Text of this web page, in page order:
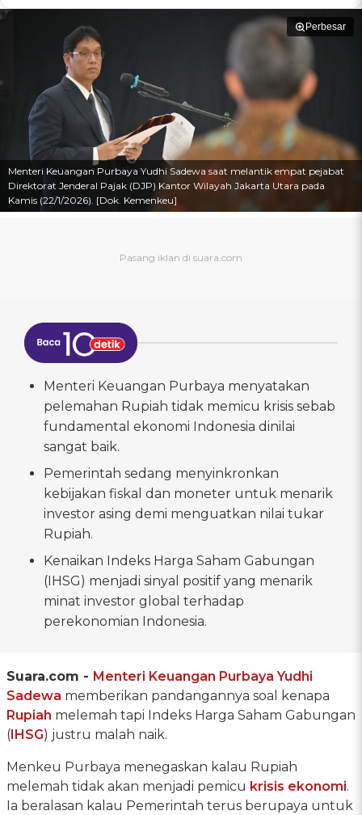
Perbesar
Menteri Keuangan Purbaya Yudhi Sadewa saat melantik empat pejabat
Direktorat Jenderal Pajak (DJP) Kantor Wilayah Jakarta Utara pada
Kamis (22/1/2026). [Dok. Kemenkeu]
Menteri Keuangan Purbaya menyatakan
pelemahan Rupiah tidak memicu krisis sebab
fundamental ekonomi Indonesia dinilai
sangat baik.
Pemerintah sedang menyinkronkan
kebijakan fiskal dan moneter untuk menarik
investor asing demi menguatkan nilai tukar
Rupiah.
Kenaikan Indeks Harga Saham Gabungan
(IHSG) menjadi sinyal positif yang menarik
minat investor global terhadap
perekonomian Indonesia.
Suara.com - Menteri Keuangan Purbaya Yudhi
Sadewa memberikan pandangannya soal kenapa
Rupiah melemah tapi Indeks Harga Saham Gabungan
(IHSG) justru malah naik.
Menkeu Purbaya menegaskan kalau Rupiah
melemah tidak akan menjadi pemicu krisis ekonomi.
Ia beralasan kalau Pemerintah terus berupaya untuk